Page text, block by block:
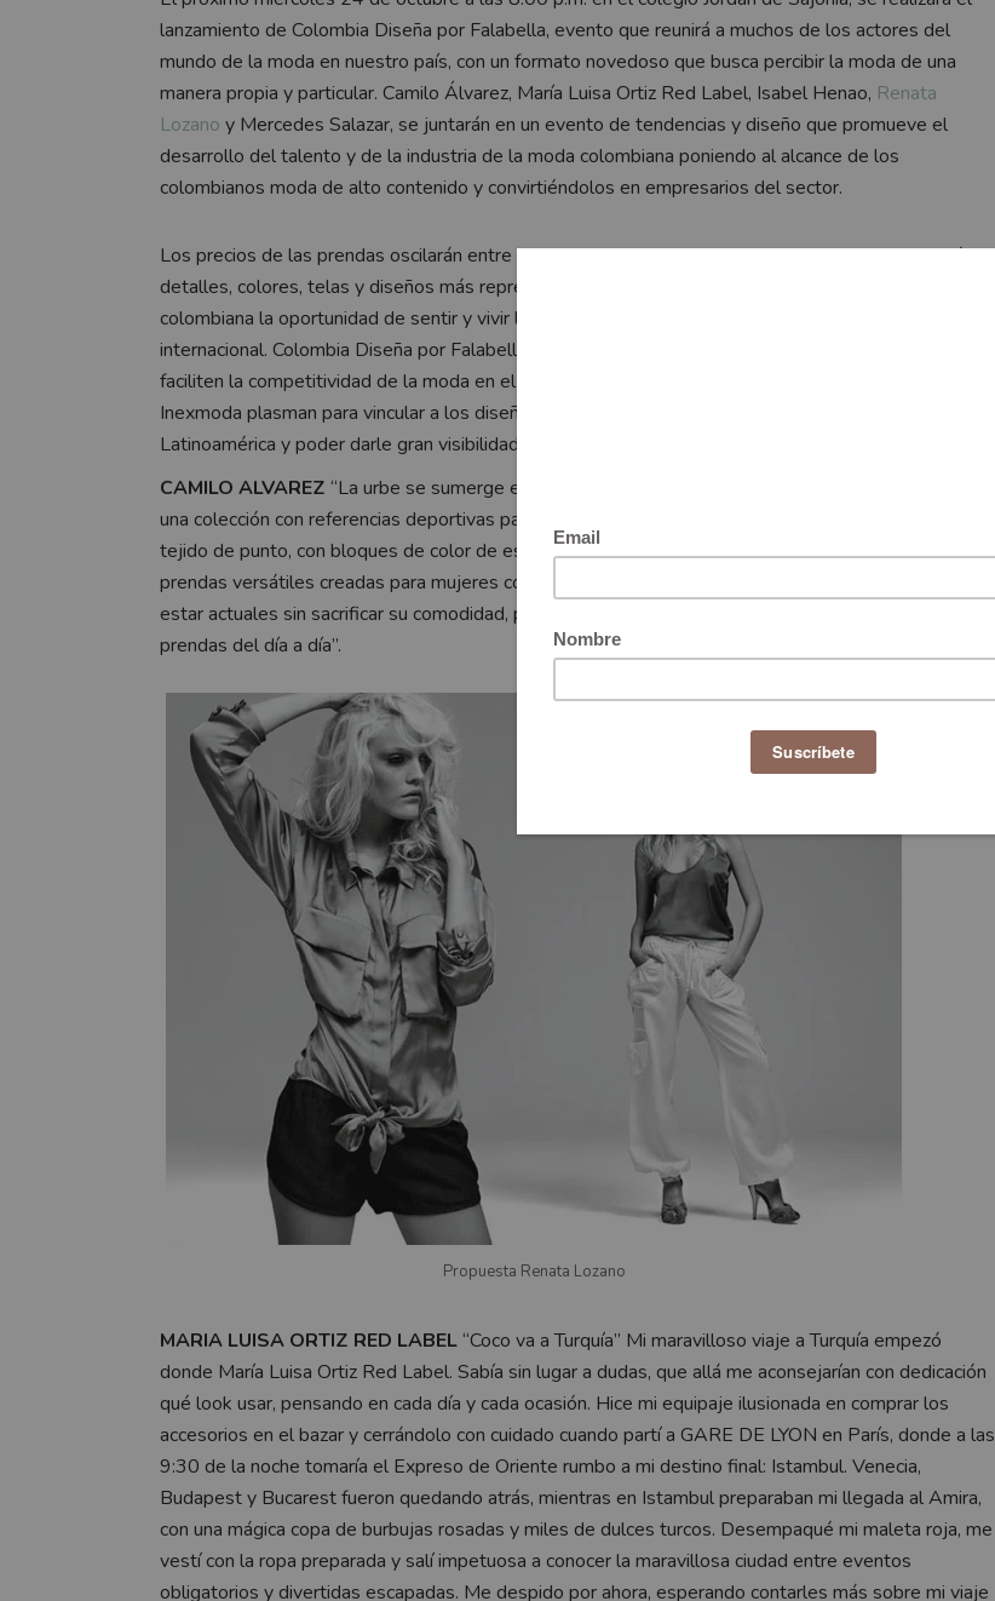
lanzamiento de Colombia Diseña por Falabella, evento que reunirá a muchos de los actores del
mundo de la moda en nuestro país, con un formato novedoso que busca percibir la moda de una
manera propia y particular. Camilo Álvarez, María Luisa Ortiz Red Label, Isabel Henao, Renata
Lozano y Mercedes Salazar, se juntarán en un evento de tendencias y diseño que promueve el
desarrollo del talento y de la industria de la moda colombiana poniendo al alcance de los
colombianos moda de alto contenido y convirtiéndolos en empresarios del sector.
Los precios de las prendas oscilarán entre 49.900 y 249.900 pesos. Las colecciones combinarán
detalles, colores, telas y diseños más representativos de cada uno para ofrecer a la mujer
colombiana la oportunidad de sentir y vivir las tendencias que mueven la moda a nivel nacional e
internacional. Colombia Diseña por Falabella busca potenciar el desarrollo de herramientas que
faciliten la competitividad de la moda en el mercado nacional. Es una iniciativa que Falabella e
Inexmoda plasman para vincular a los diseñadores y a la tienda por departamentos más grande de
Latinoamérica y poder darle gran visibilidad al talento colombiano.
CAMILO ALVAREZ “La urbe se sumerge en el cielo”. Lo subacuático se encuentra con lo urbano en
una colección con referencias deportivas para el uso cotidiano. Siluetas tranquilas, en su mayoría en
tejido de punto, con bloques de color de escala de grises, amarillo claro, verde-azul y azul cobalto,
prendas versátiles creadas para mujeres contemporáneas, fuertes y sensibles, que les interesa
estar actuales sin sacrificar su comodidad, por lo que buscan diseños propositivos y especiales para
prendas del día a día”.
Propuesta Renata Lozano
MARIA LUISA ORTIZ RED LABEL“Coco va a Turquía” Mi maravilloso viaje a Turquía empezó
donde María Luisa Ortiz Red Label. Sabía sin lugar a dudas, que allá me aconsejarían con dedicación
qué look usar, pensando en cada día y cada ocasión. Hice mi equipaje ilusionada en comprar los
accesorios en el bazar y cerrándolo con cuidado cuando partí a GARE DE LYON en París, donde a las
9:30 de la noche tomaría el Expreso de Oriente rumbo a mi destino final: Istambul. Venecia,
Budapest y Bucarest fueron quedando atrás, mientras en Istambul preparaban mi llegada al Amira,
con una mágica copa de burbujas rosadas y miles de dulces turcos. Desempaqué mi maleta roja, me
vestí con la ropa preparada y salí impetuosa a conocer la maravillosa ciudad entre eventos
obligatorios y divertidas escapadas. Me despido por ahora, esperando contarles más sobre mi viaje